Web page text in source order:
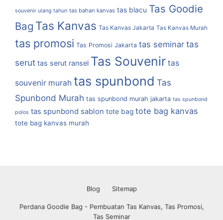
souvenir ulang tahun tas bahan kanvas tas blacu Tas Goodie
Bag Tas Kanvas Tas Kanvas Jakarta Tas Kanvas Murah
tas promosi Tas Promosi Jakarta tas seminar tas
serut tas serut ransel Tas Souvenir tas
souvenir murah tas spunbond Tas
Spunbond Murah tas spunbond murah jakarta tas spunbond
polos tas spunbond sablon tote bag tote bag kanvas
tote bag kanvas murah
Blog Sitemap
Perdana Goodie Bag - Pembuatan Tas Kanvas, Tas Promosi,
Tas Seminar